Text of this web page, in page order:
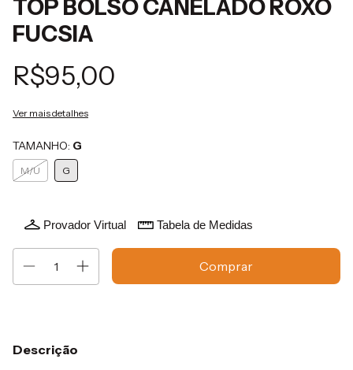
TOP BOLSO CANELADO ROXO
FUCSIA
R$95,00
Ver mais detalhes
TAMANHO: G
M/U G
Provador Virtual Tabela de Medidas
Descrição